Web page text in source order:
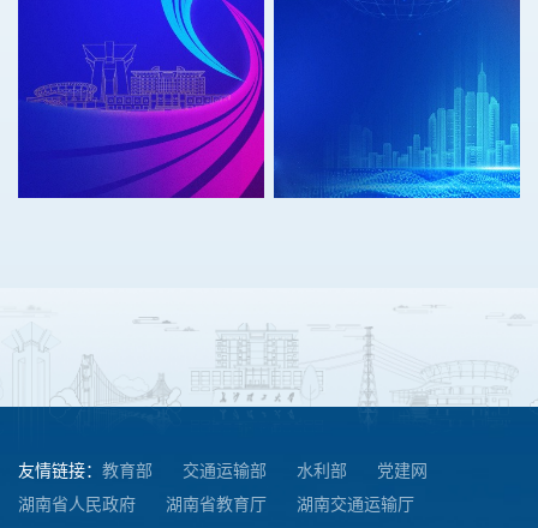
友情链接： 教育部 交通运输部 水利部
党建网
湖南省人民政府
湖南省教育厅
湖南交通运输厅